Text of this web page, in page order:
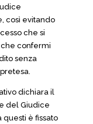
così evitando
che si
confermi
senza
dichiara il
del Giudice
questi è fissato